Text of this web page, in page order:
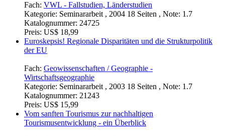
Fach: VWL - Fallstudien, Länderstudien
Kategorie: Seminararbeit , 2004 18 Seiten , Note: 1.7
Katalognummer: 24725
Preis: US$ 18,99
Euroskepsis! Regionale Disparitäten und die Strukturpolitik
der EU
Fach: Geowissenschaften / Geographie -
Wirtschaftsgeographie
Kategorie: Seminararbeit , 2003 18 Seiten , Note: 1.7
Katalognummer: 21243
Preis: US$ 15,99
Vom sanften Tourismus zur nachhaltigen
Tourismusentwicklung - ein Überblick